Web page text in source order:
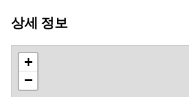
상세 정보
+
−